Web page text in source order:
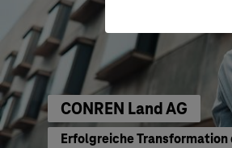
CONREN Land AG
Erfolgreiche